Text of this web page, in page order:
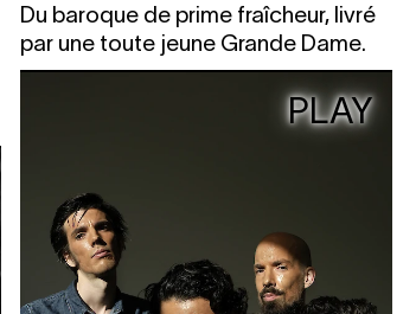
Du baroque de prime fraîcheur, livré
par une toute jeune Grande Dame.
PLAY